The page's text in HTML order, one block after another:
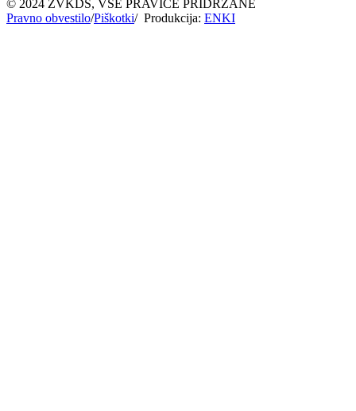
© 2024 ZVKDS, VSE PRAVICE PRIDRŽANE
Pravno obvestilo/Piškotki/ Produkcija: ENKI